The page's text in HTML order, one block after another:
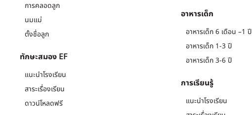
การคลอดลูก
นมแม่
ตั้งชื่อลูก
ทักษะสมอง EF
แนะนำโรงเรียน
สาระเรื่องเรียน
ดาวน์โหลดฟรี
อาหารเด็ก
อาหารเด็ก 6 เดือน –1 ปี
อาหารเด็ก 1-3 ปี
อาหารเด็ก 3-6 ปี
การเรียนรู้
แนะนำโรงเรียน